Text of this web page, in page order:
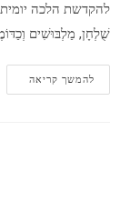
להקדשת הלכה
שֻׁלְחָן, מַלְבּוּשִׁים
להמשך קריאההלכה
יומית